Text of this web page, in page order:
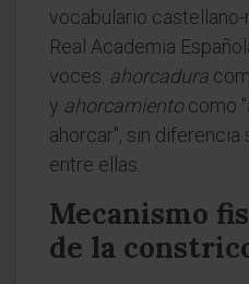
vocabulario
Real Academia
voces: ahorcadura
y ahorcamientocomo
ahorcar", sin
entre ellas.
Mecanismo
de la